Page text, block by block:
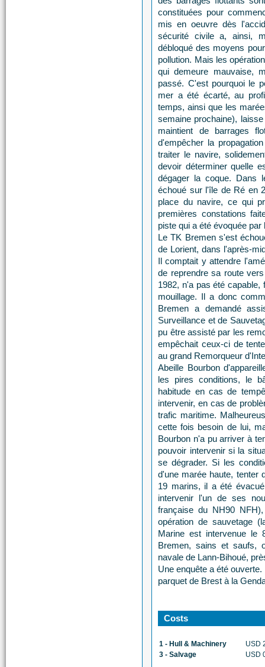
constituées pour
mis en oeuvre dès
sécurité civile a, ainsi,
débloqué des moyens
pollution. Mais les
qui demeure mauvaise,
passé. C'est pourquoi le
mer a été écarté, au
temps, ainsi que les
semaine prochaine),
maintient de barrages
d'empêcher la
traiter le navire,
devoir déterminer quelle
dégager la coque. Dans
échoué sur l'île de Ré en
place du navire, ce qui
premières constations
piste qui a été évoquée
Le TK Bremen s'est
de Lorient, dans l'après-
Il comptait y attendre
de reprendre sa route
1982, n'a pas été
mouillage. Il a donc
Bremen a demandé
Surveillance et de
pu être assisté par les
empêchait ceux-ci de
au grand Remorqueur
Abeille Bourbon
les pires conditions, le
habitude en cas de
intervenir, en cas de
trafic maritime.
cette fois besoin de lui,
Bourbon n'a pu arriver à
pouvoir intervenir si la
se dégrader. Si les
d'une marée haute, tenter
19 marins, il a été
intervenir l'un de ses
française du NH90
opération de sauvetage
Marine est intervenue le
Bremen, sains et saufs,
navale de Lann-Bihoué,
Une enquête a été
parquet de Brest à la
Costs
1 - Hull & Machinery
USD
3 - Salvage
USD